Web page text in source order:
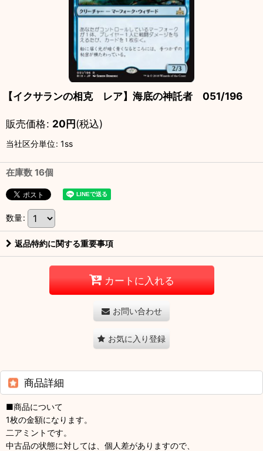
【イクサランの相克 レア】海底の神託者 051/196
販売価格: 20円(税込)
当社区分単位: 1ss
在庫数 16個
数量:
返品特約に関する重要事項
カートに入れる
お問い合わせ
お気に入り登録
商品詳細
■商品について
1枚の金額になります。
二アミントです。
中古品の状態に対しては、個人差がありますので、